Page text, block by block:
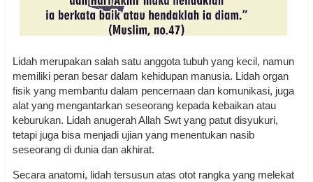
Lidah merupakan salah satu anggota tubuh yang kecil, namun
memiliki peran besar dalam kehidupan manusia. Lidah organ
fisik yang membantu dalam pencernaan dan komunikasi, juga
alat yang mengantarkan seseorang kepada kebaikan atau
keburukan. Lidah anugerah Allah Swt yang patut disyukuri,
tetapi juga bisa menjadi ujian yang menentukan nasib
seseorang di dunia dan akhirat.
Secara anatomi, lidah tersusun atas otot rangka yang melekat